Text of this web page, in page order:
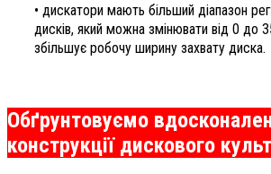
• дискатори мають більший діапазон
дисків, який можна змінювати від 0 до
збільшує робочу ширину захвату диска.
Обґрунтовуємо
конструкції дискового